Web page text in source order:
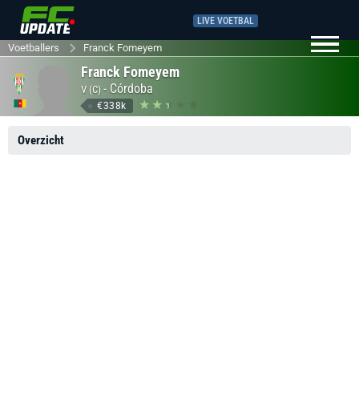
LIVE VOETBAL
Voetballers Franck Fomeyem
Franck Fomeyem
V (C) - Córdoba
€338k
Overzicht